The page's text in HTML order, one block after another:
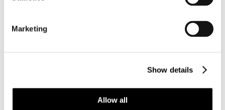
Marketing
Show details
Allow all
Pubblicato: 22 Giugno 2026
Home